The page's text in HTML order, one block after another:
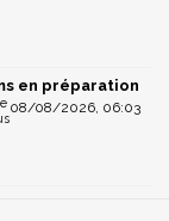
en préparation
08/08/2026, 06:03